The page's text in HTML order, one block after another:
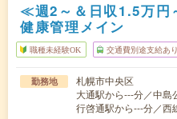
≪週2～＆日収1.5万円
健康管理メイン
職種未経験OK 交通費別途支給あり
勤務地
札幌市中央区
大通駅から---分／中島
行啓通駅から---分／西